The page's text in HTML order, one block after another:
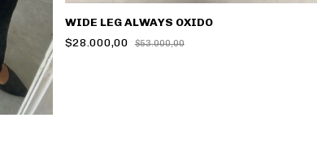
WIDE LEG ALWAYS OXIDO
$28.000,00
$53.000,00